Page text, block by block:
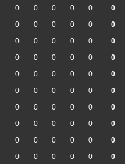
0 0 0 0 0 0
0 0 0 0 0 0
0 0 0 0 0 0
0 0 0 0 0 0
0 0 0 0 0 0
0 0 0 0 0 0
0 0 0 0 0 0
0 0 0 0 0 0
0 0 0 0 0 0
0 0 0 0 0 0